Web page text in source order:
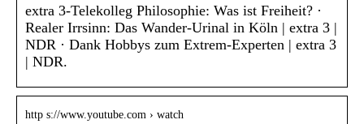
extra 3-Telekolleg Philosophie: Was ist Freiheit? ·
Realer Irrsinn: Das Wander-Urinal in Köln | extra 3 |
NDR · Dank Hobbys zum Extrem-Experten | extra 3
| NDR.
http s://www.youtube.com › watch